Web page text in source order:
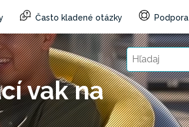
Často kladené otázky Podpora
vak na